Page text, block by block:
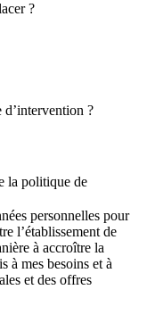
?
d’intervention ?
la politique de
personnelles pour
l’établissement de
à accroître la
à mes besoins et à
et des offres